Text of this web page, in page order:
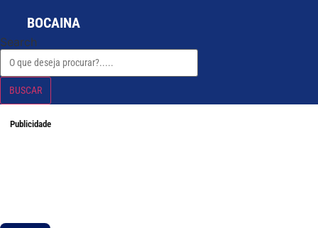
BOCAINA
Search
BUSCAR
Publicidade